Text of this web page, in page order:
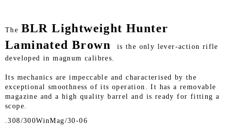
The BLR Lightweight Hunter
Laminated Brown
is the only lever-action rifle
developed in magnum calibres.
Its mechanics are impeccable and characterised by the
exceptional smoothness of its operation. It has a removable
magazine and a high quality barrel and is ready for fitting a
scope.
.308/300WinMag/30-06